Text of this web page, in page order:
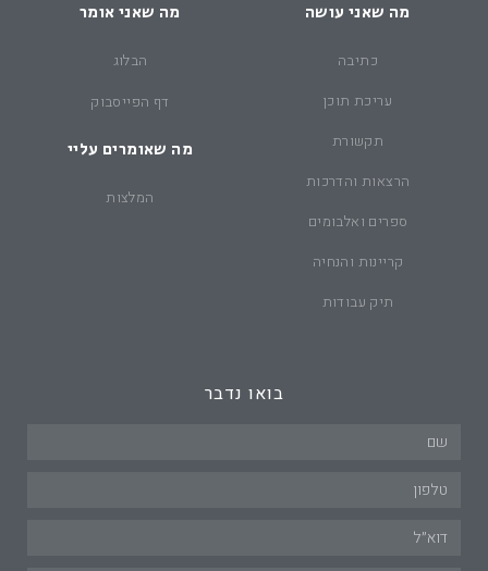
מה שאני עושה
כתיבה
עריכת תוכן
תקשורת
הרצאות והדרכות
ספרים ואלבומים
קריינות והנחיה
תיק עבודות
מה שאני אומר
הבלוג
דף הפייסבוק
מה שאומרים עליי
המלצות
בואו נדבר